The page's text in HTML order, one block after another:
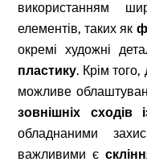
використанням
елементів, таких як
окремі художні
пластику. Крім того,
можливе
зовнішніх
обладнаними
важливими є